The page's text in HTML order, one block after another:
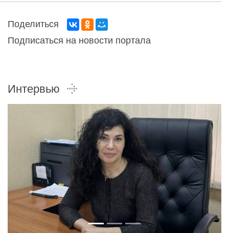
Поделиться
Подписаться на новости портала
Интервью